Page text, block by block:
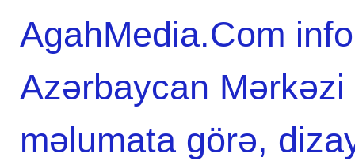
AgahMedia.Com
Azərbaycan Mərkəzi
məlumata görə,